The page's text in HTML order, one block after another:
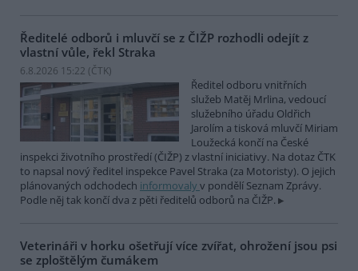
Ředitelé odborů i mluvčí se z ČIŽP rozhodli odejít z
vlastní vůle, řekl Straka
6.8.2026 15:22 (ČTK)
Ředitel odboru vnitřních
služeb Matěj Mrlina, vedoucí
služebního úřadu Oldřich
Jarolím a tisková mluvčí Miriam
Loužecká končí na České
inspekci životního prostředí (ČIŽP) z vlastní iniciativy. Na dotaz ČTK
to napsal nový ředitel inspekce Pavel Straka (za Motoristy). O jejich
plánovaných odchodech informovaly v pondělí Seznam Zprávy.
Podle něj tak končí dva z pěti ředitelů odborů na ČIŽP.
Veterináři v horku ošetřují více zvířat, ohrožení jsou psi
se zploštělým čumákem